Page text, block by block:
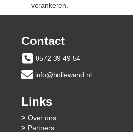
verankeren.
Contact
0572 39 49 54
info@hollewand.nl
Links
Over ons
Partners